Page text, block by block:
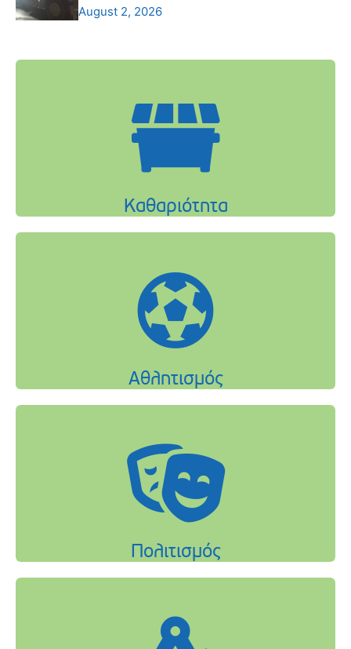
August 2, 2026